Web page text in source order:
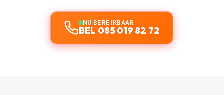
NU BEREIKBAAR
BEL 085 019 82 72